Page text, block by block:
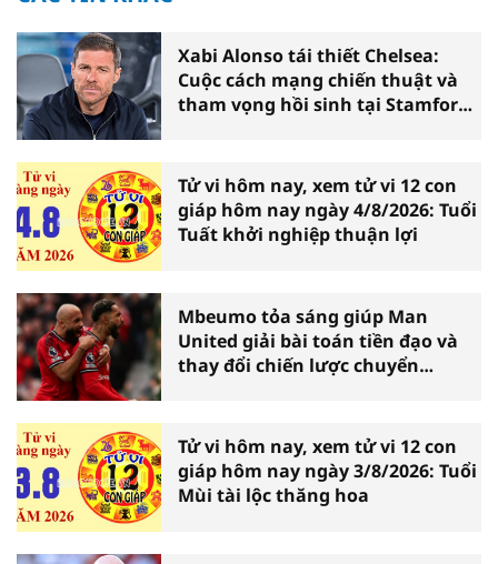
Xabi Alonso tái thiết Chelsea:
Cuộc cách mạng chiến thuật và
tham vọng hồi sinh tại Stamford
Tử vi hôm nay, xem tử vi 12 con
giáp hôm nay ngày 4/8/2026: Tuổi
Tuất khởi nghiệp thuận lợi
Mbeumo tỏa sáng giúp Man
United giải bài toán tiền đạo và
thay đổi chiến lược chuyển
Tử vi hôm nay, xem tử vi 12 con
giáp hôm nay ngày 3/8/2026: Tuổi
Mùi tài lộc thăng hoa